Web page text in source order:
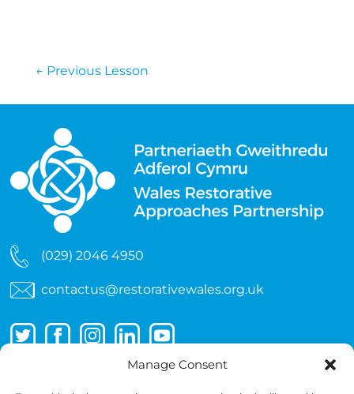
Manage Consent
← Previous Lesson
(029) 2046 4950
contactus@restorativewales.org.uk